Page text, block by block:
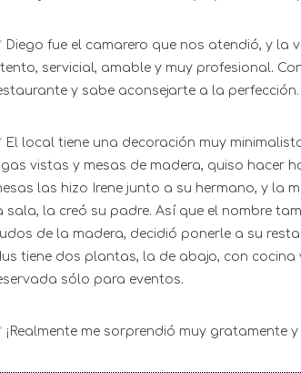
Diego fue el camarero que nos atendió, y la
servicial, amable y muy profesional.
y sabe aconsejarte a la perfección.
El local tiene una decoración muy
vistas y mesas de madera, quiso hacer
las hizo Irene junto a su hermano, y la
sala, la creó su padre. Así que el nombre
de la madera, decidió ponerle a su
tiene dos plantas, la de abajo, con
sólo para eventos.
¡Realmente me sorprendió muy gratamente